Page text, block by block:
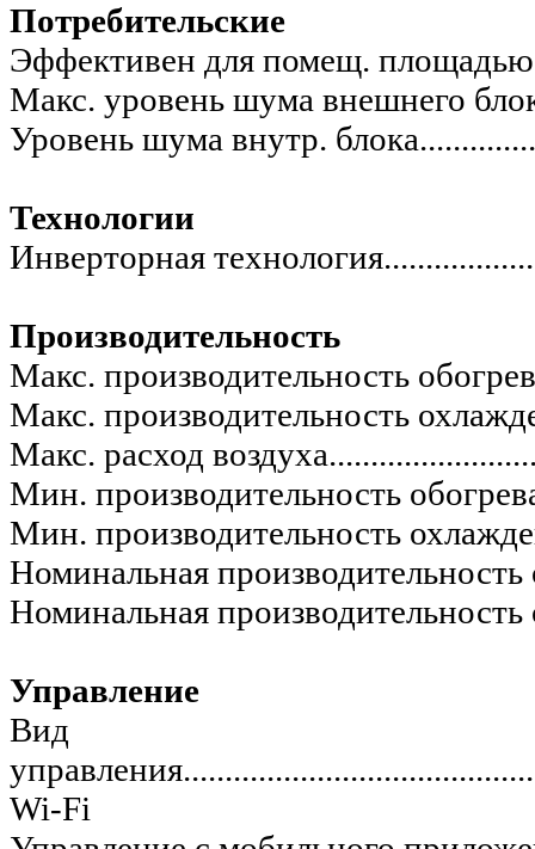
Потребительские
Эффективен для помещ.
Макс. уровень шума внешнего
Уровень шума внутр.
Технологии
Инверторная
Производительность
Макс. производительность
Макс. производительность
Макс. расход
Мин. производительность
Мин. производительность
Номинальная производительность
Номинальная
Управление
Вид
Wi-Fi